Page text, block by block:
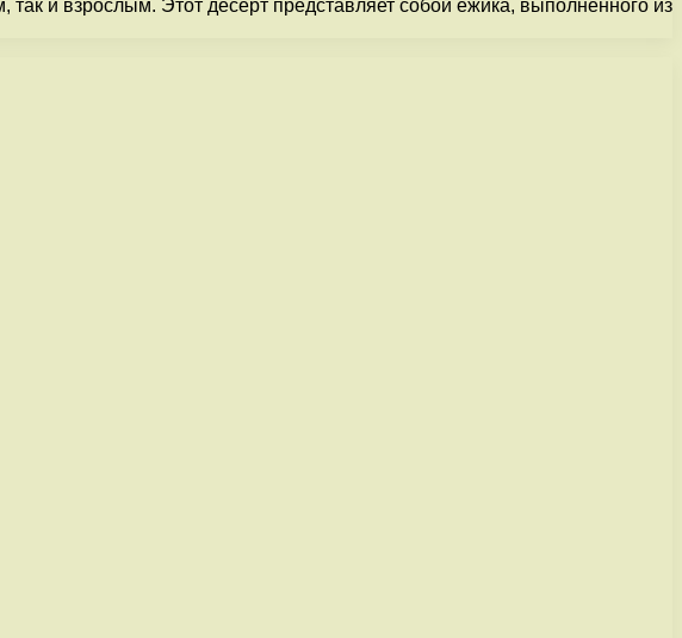
и взрослым. Этот десерт представляет собой ежика, выполненного из